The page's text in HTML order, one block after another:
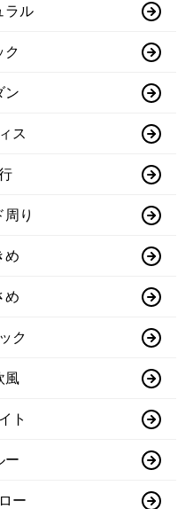
ラル
ク
ン
ス
周り
め
め
ク
風
ト
ー
ー